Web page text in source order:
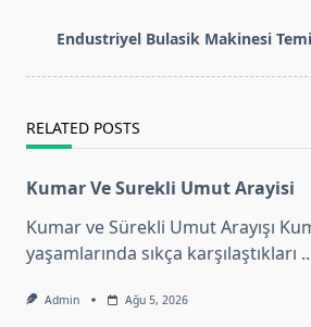
screen-
text">Page</span>
Endustriyel Bulasik Makinesi
RELATED POSTS
Kumar Ve Surekli Umut Arayisi
Kumar ve Sürekli Umut Arayışı
yaşamlarında sıkça karşılaştıkları
Admin Ağu 5, 2026